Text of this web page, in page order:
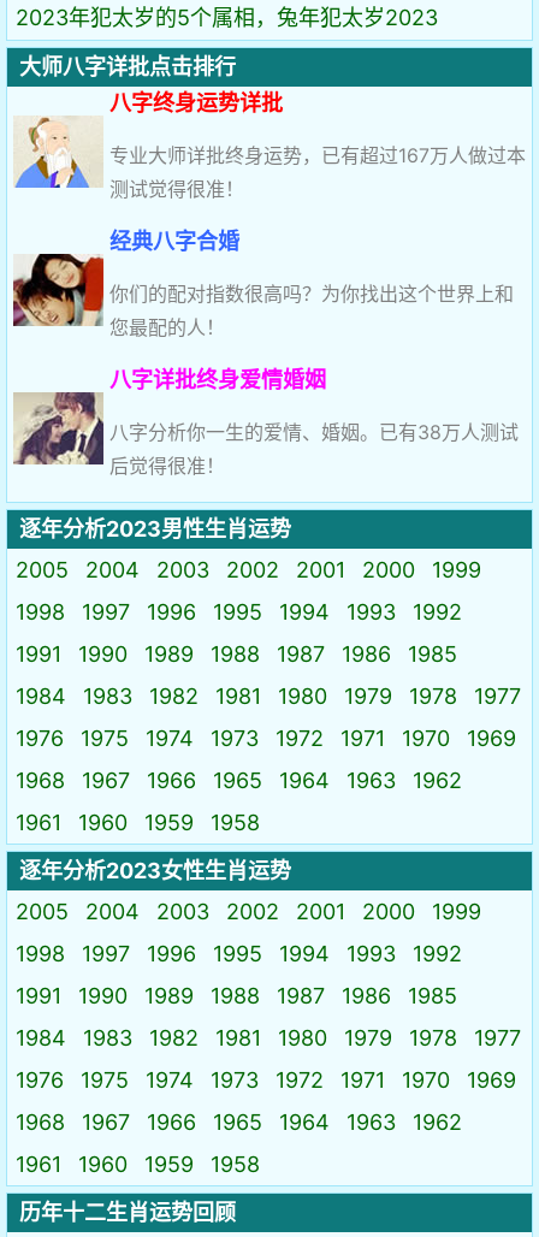
2023年犯太岁的5个属相，兔年犯太岁2023
大师八字详批点击排行
八字终身运势详批
专业大师详批终身运势，已有超过167万人做过本
测试觉得很准！
经典八字合婚
你们的配对指数很高吗？为你找出这个世界上和
您最配的人！
八字详批终身爱情婚姻
八字分析你一生的爱情、婚姻。已有38万人测试
后觉得很准！
逐年分析2023男性生肖运势
2005
2004 2003 2002 2001 2000
1999
1998
1997 1996 1995 1994 1993
1992
1991
1990 1989 1988 1987 1986
1985
1984
1983 1982 1981 1980 1979 1978
1977
1976
1975 1974 1973 1972 1971 1970
1969
1968
1967 1966 1965 1964 1963
1962
1961
1960 1959
1958
逐年分析2023女性生肖运势
2005
2004 2003 2002 2001 2000
1999
1998
1997 1996 1995 1994 1993
1992
1991
1990 1989 1988 1987 1986
1985
1984
1983 1982 1981 1980 1979 1978
1977
1976
1975 1974 1973 1972 1971 1970
1969
1968
1967 1966 1965 1964 1963
1962
1961
1960 1959
1958
历年十二生肖运势回顾